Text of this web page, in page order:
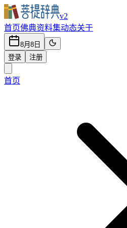
v2
首页佛典资料集动态关于
8月8日
登录
注册
首页